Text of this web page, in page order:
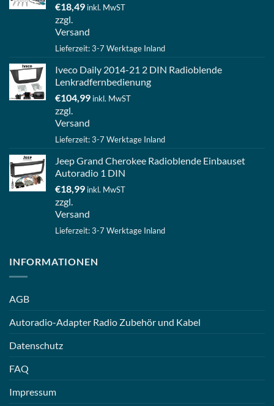
€18,49 inkl. MwST
zzgl.
Versand
Lieferzeit: 3-7 Werktage Inland
Iveco Daily 2014-21 2 DIN Radioblende
Lenkradfernbedienung
€104,99 inkl. MwST
zzgl.
Versand
Lieferzeit: 3-7 Werktage Inland
Jeep Grand Cherokee Radioblende Einbauset
Autoradio 1 DIN
€18,99 inkl. MwST
zzgl.
Versand
Lieferzeit: 3-7 Werktage Inland
INFORMATIONEN
AGB
Autoradio-Adapter Radio Zubehör und Kabel
Datenschutz
FAQ
Impressum